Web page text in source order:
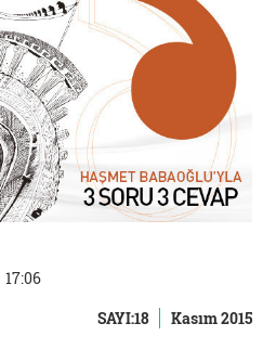
17:06
SAYI:18 Kasım 2015